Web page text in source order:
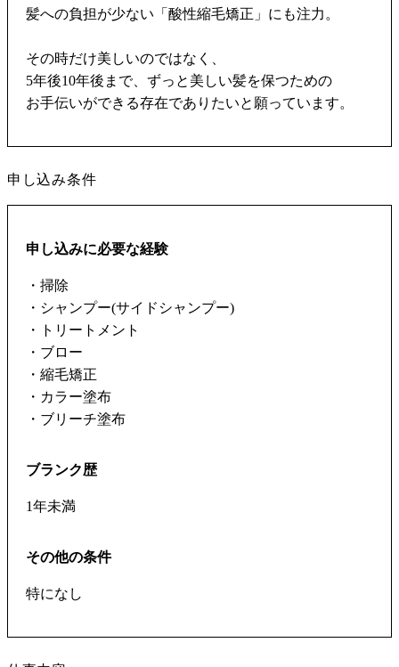
髪への負担が少ない「酸性縮毛矯正」にも注力。
その時だけ美しいのではなく、
5年後10年後まで、ずっと美しい髪を保つための
お手伝いができる存在でありたいと願っています。
申し込み条件
申し込みに必要な経験
・掃除
・シャンプー(サイドシャンプー)
・トリートメント
・ブロー
・縮毛矯正
・カラー塗布
・ブリーチ塗布
ブランク歴
1年未満
その他の条件
特になし